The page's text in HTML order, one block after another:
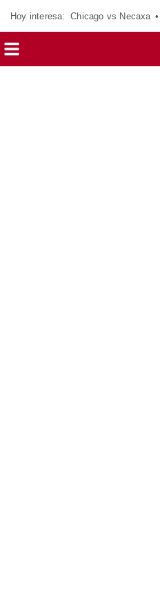
Hoy interesa: Chicago vs Necaxa